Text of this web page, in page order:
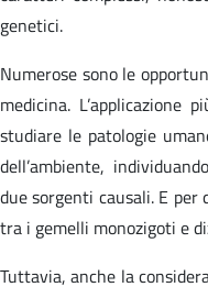
genetici.
Numerose sono le
medicina. L’applicazione
studiare le patologie
dell’ambiente,
due sorgenti causali. E per
tra i gemelli monozigoti e
Tuttavia, anche la